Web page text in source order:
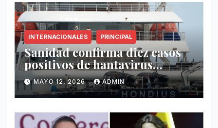
INTERNACIONALES PRINCIPAL
Sanidad confirma diez casos
positivos de hantavirus
vinculados al crucero MV
Hondius
MAYO 12, 2026 ADMIN